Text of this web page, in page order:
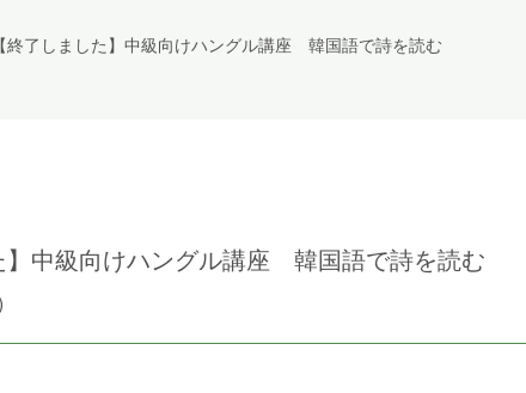
【終了しました】中級向けハングル講座 韓国語で詩を読む
】中級向けハングル講座 韓国語で詩を読む